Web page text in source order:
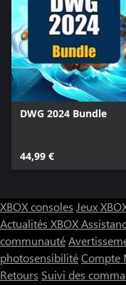
DWG 2024 Bundle
44,99 €
XBOX consoles Jeux
Actualités XBOX
communauté
photosensibilitéCompte
Retours Suivi des